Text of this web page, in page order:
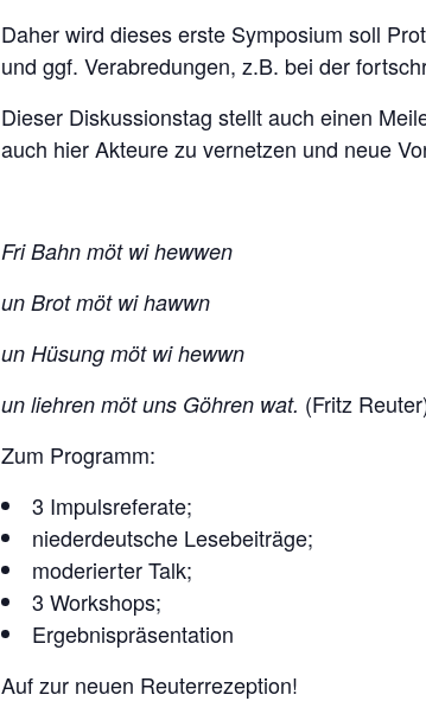
Daher wird dieses erste Symposium soll
und ggf. Verabredungen, z.B. bei der
Dieser Diskussionstag stellt auch einen
auch hier Akteure zu vernetzen und neue
Fri Bahn möt wi hewwen
un Brot möt wi hawwn
un Hüsung möt wi hewwn
un liehren möt uns Göhren wat. (Fritz
Zum Programm:
3 Impulsreferate;
niederdeutsche Lesebeiträge;
moderierter Talk;
3 Workshops;
Ergebnispräsentation
Auf zur neuen Reuterrezeption!